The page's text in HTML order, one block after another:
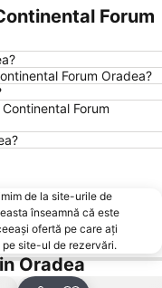
Forum
Forum Oradea?
Forum
de la site-urile de
înseamnă că este
ofertă pe care ați
site-ul de rezervări.
Oradea